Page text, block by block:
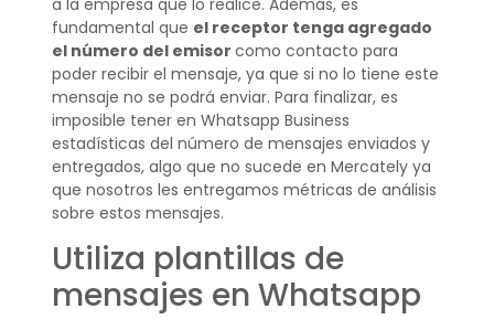
a la empresa que lo realice. Además, es
fundamental que el receptor tenga agregado
el número del emisor como contacto para
poder recibir el mensaje, ya que si no lo tiene este
mensaje no se podrá enviar. Para finalizar, es
imposible tener en Whatsapp Business
estadísticas del número de mensajes enviados y
entregados, algo que no sucede en Mercately ya
que nosotros les entregamos métricas de análisis
sobre estos mensajes.
Utiliza plantillas de
mensajes en Whatsapp